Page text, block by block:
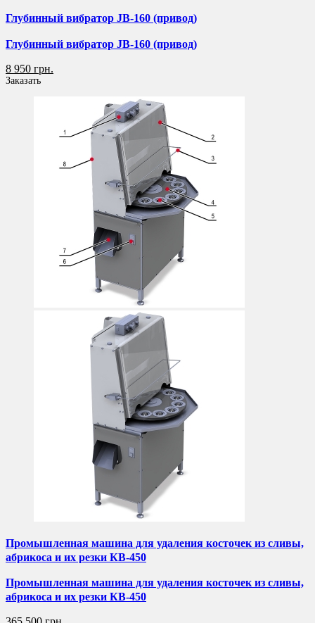
Глубинный вибратор JB-160 (привод)
Глубинный вибратор JB-160 (привод)
8 950 грн.
Заказать
Промышленная машина для удаления косточек из сливы,
абрикоса и их резки КВ-450
Промышленная машина для удаления косточек из сливы,
абрикоса и их резки КВ-450